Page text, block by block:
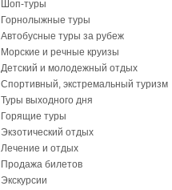
Шоп-туры
Горнолыжные туры
Автобусные туры за рубеж
Морские и речные круизы
Детский и молодежный отдых
Спортивный, экстремальный туризм
Туры выходного дня
Горящие туры
Экзотический отдых
Лечение и отдых
Продажа билетов
Экскурсии